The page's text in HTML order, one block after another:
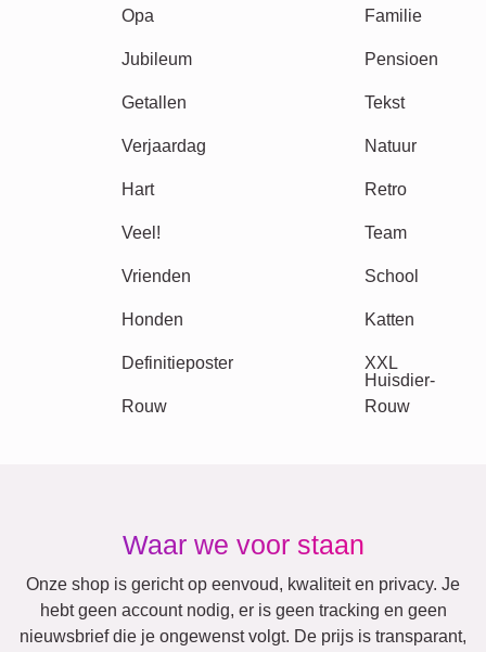
Klassiek Geboorte
Mama & Papa
Oma & Opa